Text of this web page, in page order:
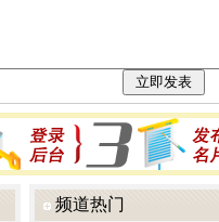
频道热门